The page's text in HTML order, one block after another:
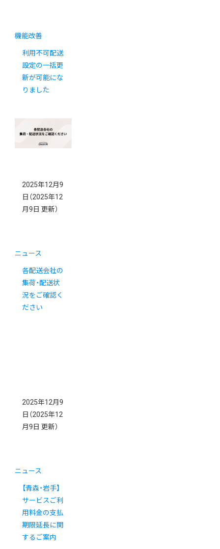
機能改善
利用不可配送
設定の一括更
新が可能にな
りました
2025年12月9
日 （2025年12
月9日 更新）
ニュース
各配送会社の
集荷・配送状
況をご確認く
ださい
2025年12月9
日 （2025年12
月9日 更新）
ニュース
【青森・岩手】
サービスご利
用料金の支払
期限延長に関
するご案内